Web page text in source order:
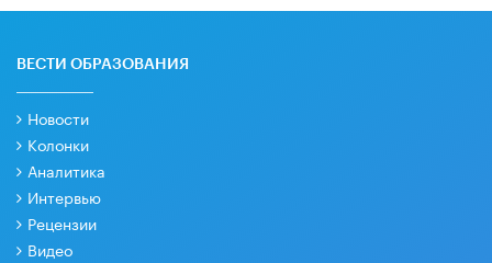
ВЕСТИ ОБРАЗОВАНИЯ
Новости
Колонки
Аналитика
Интервью
Рецензии
Видео